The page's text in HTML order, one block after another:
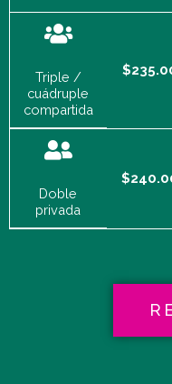
Triple /
cuádruple
compartida
Doble
privada